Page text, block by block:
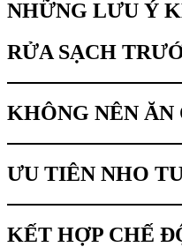
NHỮNG LƯU Ý
RỬA SẠCH
KHÔNG NÊN ĂN
ƯU TIÊN NHO
KẾT HỢP CHẾ